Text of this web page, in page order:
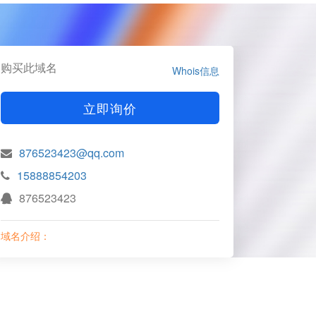
购买此域名 Whois信息
立即询价
876523423@qq.com
15888854203
876523423
域名介绍：